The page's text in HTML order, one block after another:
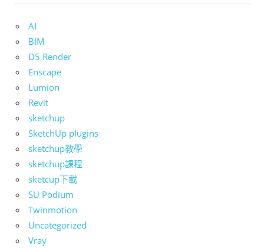
AI
BIM
D5 Render
Enscape
Lumion
Revit
sketchup
SketchUp plugins
sketchup教學
sketchup課程
sketcup下載
SU Podium
Twinmotion
Uncategorized
Vray